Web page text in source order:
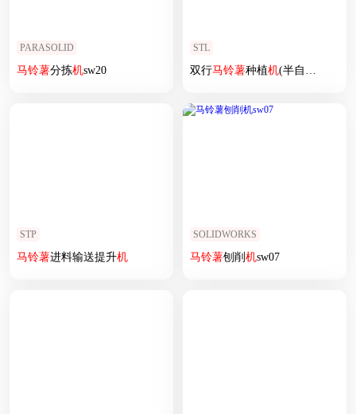
PARASOLID
马铃薯分拣机sw20
STL
双行马铃薯种植机(半自动)
STP
马铃薯进料输送提升机
SOLIDWORKS
马铃薯刨削机sw07